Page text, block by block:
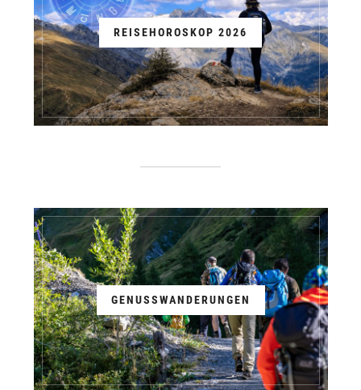
REISEHOROSKOP 2026
GENUSSWANDERUNGEN